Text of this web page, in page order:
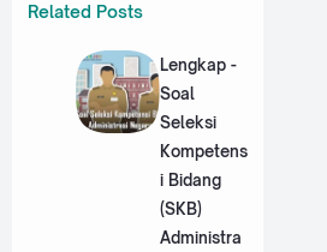
Related Posts
Lengkap -
Soal
Seleksi
Kompetens
i Bidang
(SKB)
Administra